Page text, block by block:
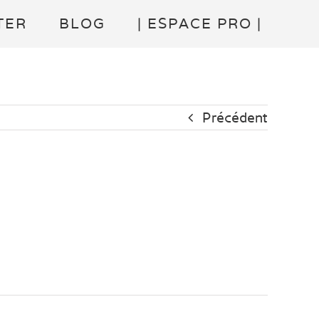
BLOG | ESPACE PRO |
Précédent